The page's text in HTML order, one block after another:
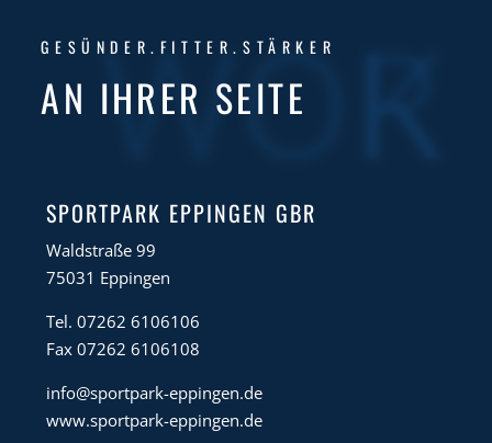
WORK
GESÜNDER.FITTER.STÄRKER
AN IHRER SEITE
SPORTPARK EPPINGEN GBR
Waldstraße 99
75031 Eppingen
Tel. 07262 6106106
Fax 07262 6106108
info@sportpark-eppingen.de
www.sportpark-eppingen.de